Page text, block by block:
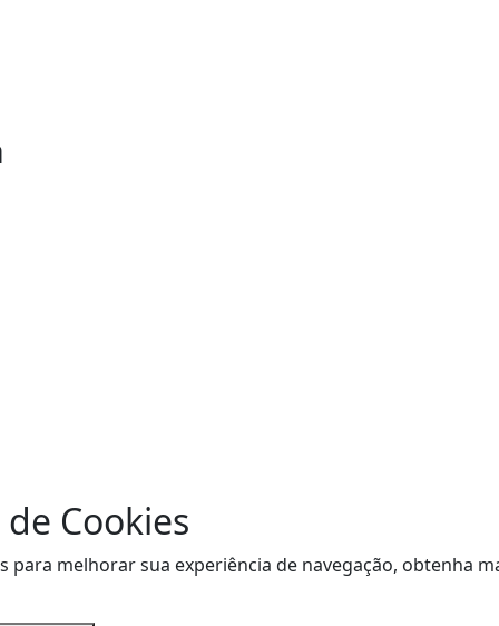
Cookies
para melhorar sua experiência de navegação, obtenha